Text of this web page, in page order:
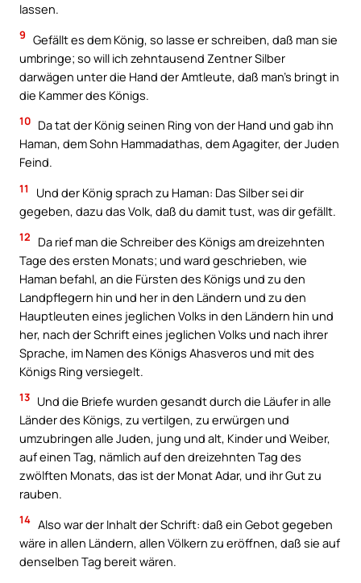
lassen.
9 Gefällt es dem König, so lasse er schreiben, daß man sie
umbringe; so will ich zehntausend Zentner Silber
darwägen unter die Hand der Amtleute, daß man’s bringt in
die Kammer des Königs.
10 Da tat der König seinen Ring von der Hand und gab ihn
Haman, dem Sohn Hammadathas, dem Agagiter, der Juden
Feind.
11
Und der König sprach zu Haman: Das Silber sei dir
gegeben, dazu das Volk, daß du damit tust, was dir gefällt.
12
Da rief man die Schreiber des Königs am dreizehnten
Tage des ersten Monats; und ward geschrieben, wie
Haman befahl, an die Fürsten des Königs und zu den
Landpflegern hin und her in den Ländern und zu den
Hauptleuten eines jeglichen Volks in den Ländern hin und
her, nach der Schrift eines jeglichen Volks und nach ihrer
Sprache, im Namen des Königs Ahasveros und mit des
Königs Ring versiegelt.
13 Und die Briefe wurden gesandt durch die Läufer in alle
Länder des Königs, zu vertilgen, zu erwürgen und
umzubringen alle Juden, jung und alt, Kinder und Weiber,
auf einen Tag, nämlich auf den dreizehnten Tag des
zwölften Monats, das ist der Monat Adar, und ihr Gut zu
rauben.
14 Also war der Inhalt der Schrift: daß ein Gebot gegeben
wäre in allen Ländern, allen Völkern zu eröffnen, daß sie auf
denselben Tag bereit wären.